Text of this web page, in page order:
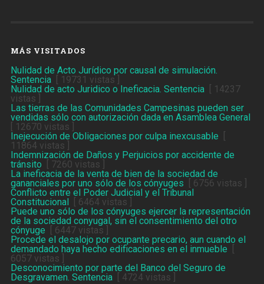
MÁS VISITADOS
Nulidad de Acto Jurídico por causal de simulación.
Sentencia[ 19731 vistas ]
Nulidad de acto Juridico o Ineficacia. Sentencia[ 14237
vistas ]
Las tierras de las Comunidades Campesinas pueden ser
vendidas sólo con autorización dada en Asamblea General
[ 12670 vistas ]
Inejecución de Obligaciones por culpa inexcusable
11864 vistas ]
Indemnización de Daños y Perjuicios por accidente de
tránsito [ 7260 vistas ]
La ineficacia de la venta de bien de la sociedad de
gananciales por uno sólo de los cónyuges [ 6756 vistas ]
Conflicto entre el Poder Judicial y el Tribunal
Constitucional
[ 6464 vistas ]
Puede uno sólo de los cónyuges ejercer la representación
de la sociedad conyugal, sin el consentimiento del otro
cónyuge [ 6447 vistas ]
Procede el desalojo por ocupante precario, aun cuando el
demandado haya hecho edificaciones en el inmueble
6057 vistas ]
Desconocimiento por parte del Banco del Seguro de
Desgravamen. Sentencia[ 4724 vistas ]